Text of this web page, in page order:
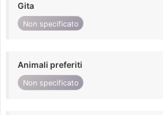
Gita
Non specificato
Animali preferiti
Non specificato